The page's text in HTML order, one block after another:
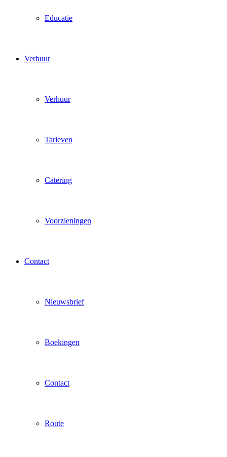
Educatie
Verhuur
Verhuur
Tarieven
Catering
Voorzieningen
Contact
Nieuwsbrief
Boekingen
Contact
Route